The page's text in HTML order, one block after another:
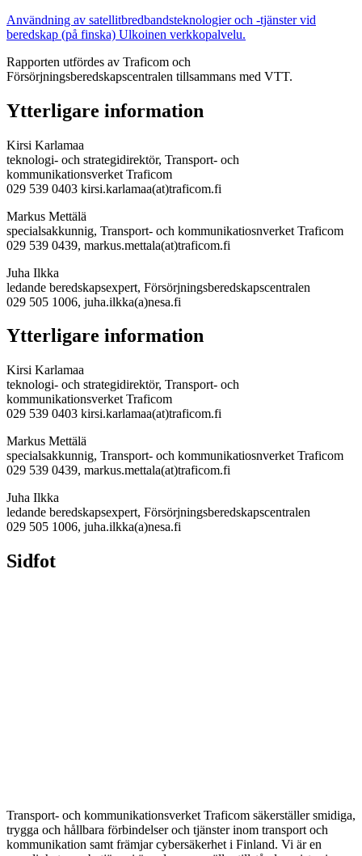
Användning av satellitbredbandsteknologier och -tjänster vid
beredskap (på finska) Ulkoinen verkkopalvelu.
Rapporten utfördes av Traficom och
Försörjningsberedskapscentralen tillsammans med VTT.
Ytterligare information
Kirsi Karlamaa
teknologi- och strategidirektör, Transport- och
kommunikationsverket Traficom
029 539 0403 kirsi.karlamaa(at)traficom.fi
Markus Mettälä
specialsakkunnig, Transport- och kommunikatiosnverket Traficom
029 539 0439, markus.mettala(at)traficom.fi
Juha Ilkka
ledande beredskapsexpert, Försörjningsberedskapscentralen
029 505 1006, juha.ilkka(a)nesa.fi
Ytterligare information
Kirsi Karlamaa
teknologi- och strategidirektör, Transport- och
kommunikationsverket Traficom
029 539 0403 kirsi.karlamaa(at)traficom.fi
Markus Mettälä
specialsakkunnig, Transport- och kommunikatiosnverket Traficom
029 539 0439, markus.mettala(at)traficom.fi
Juha Ilkka
ledande beredskapsexpert, Försörjningsberedskapscentralen
029 505 1006, juha.ilkka(a)nesa.fi
Sidfot
Transport- och kommunikationsverket Traficom säkerställer smidiga,
trygga och hållbara förbindelser och tjänster inom transport och
kommunikation samt främjar cybersäkerhet i Finland. Vi är en